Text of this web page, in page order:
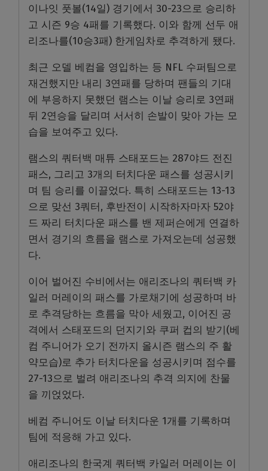
이나잇 풋볼(14일) 경기에서 30-23으로 승리하
고 시즌 9승 4패를 기록했다. 이와 함께 선두 애
리조나를(10승3패) 한게임차로 추격하게 됐다.
최근 오델 베컴을 영입하는 등 NFL 수퍼팀으로
재건했지만 내리 3연패를 당하며 팬들의 기대
에 부응하지 못했던 램스는 이날 승리로 3연패
뒤 2연승을 달리며 서서히 손발이 맞아 가는 모
습을 보여주고 있다.
램스의 쿼터백 매튜 스태포드는 287야드 전진
패스, 그리고 3개의 터치다운 패스를 성공시키
며 팀 승리를 이끌었다. 특히 스태포드는 13-13
으로 맞선 3쿼터, 후반전이 시작하자마자 52야
드 짜리 터치다운 패스를 밴 제퍼슨에게 연결하
면서 경기의 흐름을 램스로 가져오는데 성공했
다.
이어 벌어진 수비에서는 애리조나의 쿼터백 카
일러 머레이의 패스를 가로채기에 성공하며 바
로 추격당하는 흐름을 막아 세웠고, 이어진 공
격에서 스태포드의 던지기와 쿠퍼 컵의 받기(베
컴 주니어가 오기 전까지 올시즌 램스의 주 활
약모습)로 추가 터치다운을 성공시키며 점수를
27-13으로 벌려 애리조나의 추격 의지에 찬물
을 끼얹었다.
베컴 주니어도 이날 터치다운 1개를 기록하며
팀에 적응해 가고 있다.
애리조나의 한국계 쿼터백 카일러 머레이는 이